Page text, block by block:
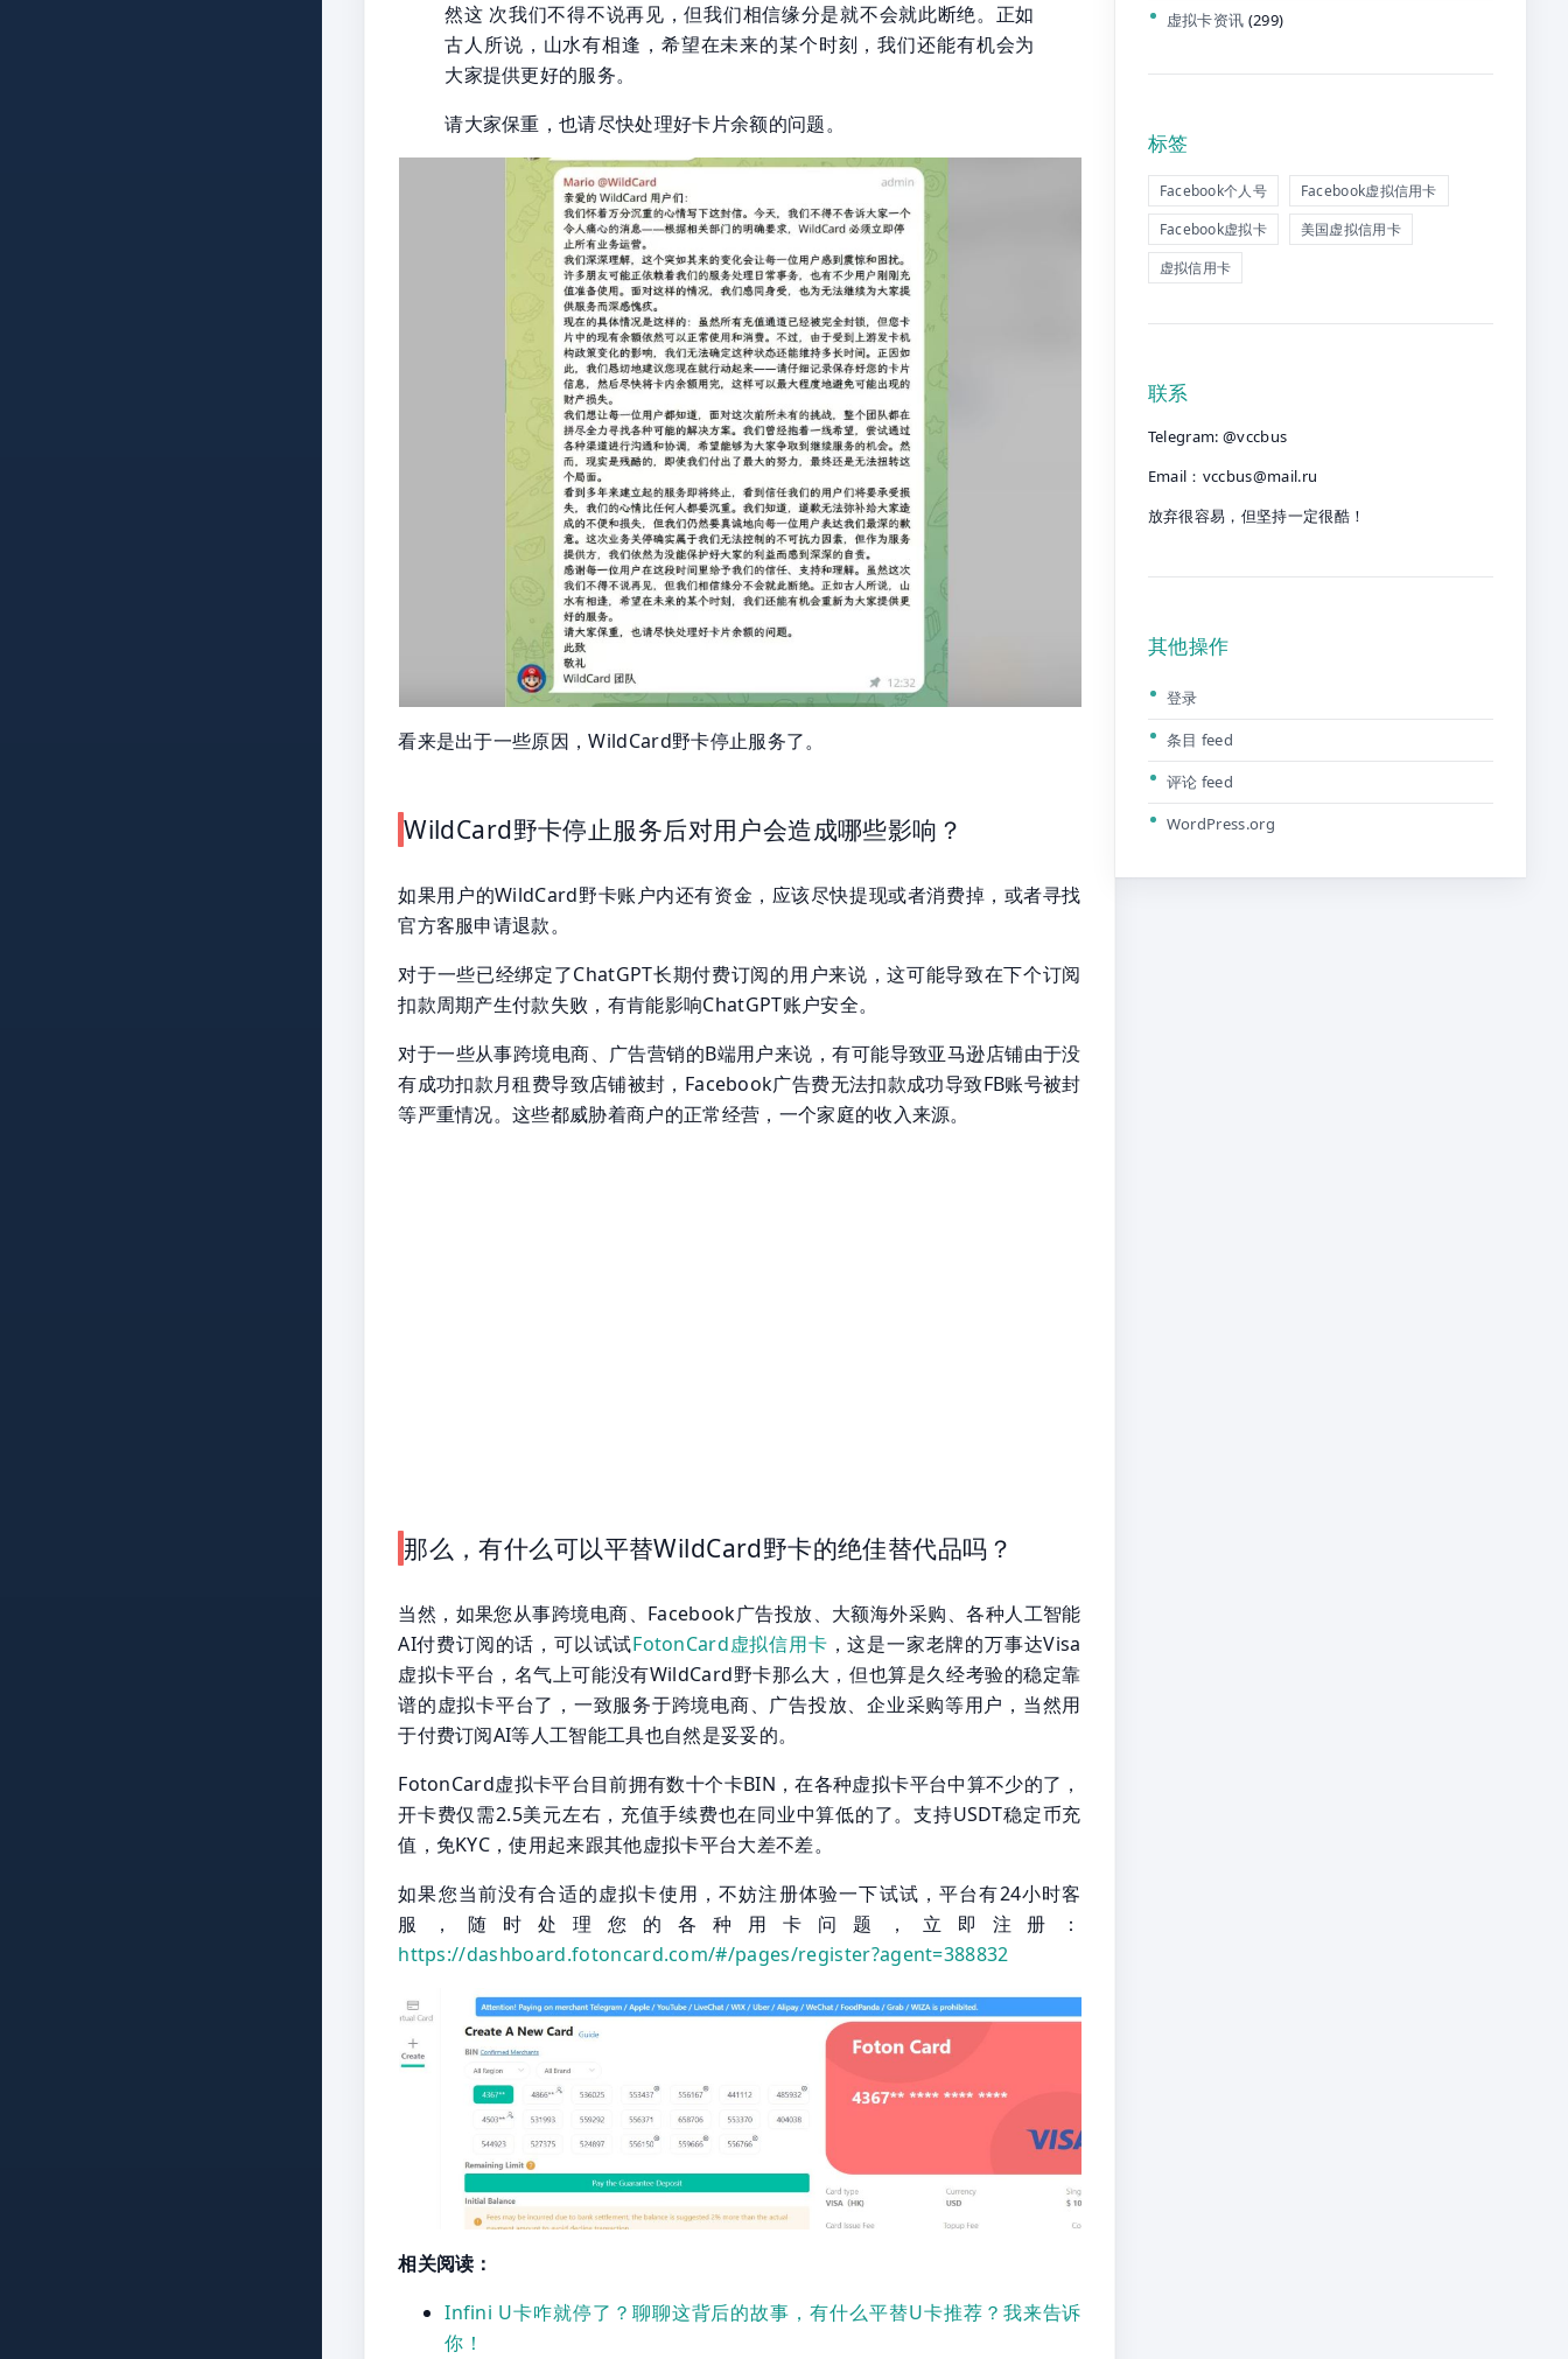
然这 次我们不得不说再见，但我们相信缘分是就不会就此断绝。正如
古人所说，山水有相逢，希望在未来的某个时刻，我们还能有机会为
大家提供更好的服务。
请大家保重，也请尽快处理好卡片余额的问题。
看来是出于一些原因，WildCard野卡停止服务了。
WildCard野卡停止服务后对用户会造成哪些影响？
如果用户的WildCard野卡账户内还有资金，应该尽快提现或者消费掉，或者寻找
官方客服申请退款。
对于一些已经绑定了ChatGPT长期付费订阅的用户来说，这可能导致在下个订阅
扣款周期产生付款失败，有肯能影响ChatGPT账户安全。
对于一些从事跨境电商、广告营销的B端用户来说，有可能导致亚马逊店铺由于没
有成功扣款月租费导致店铺被封，Facebook广告费无法扣款成功导致FB账号被封
等严重情况。这些都威胁着商户的正常经营，一个家庭的收入来源。
那么，有什么可以平替WildCard野卡的绝佳替代品吗？
当然，如果您从事跨境电商、Facebook广告投放、大额海外采购、各种人工智能
AI付费订阅的话，可以试试FotonCard虚拟信用卡 ，这是一家老牌的万事达Visa
虚拟卡平台，名气上可能没有WildCard野卡那么大，但也算是久经考验的稳定靠
谱的虚拟卡平台了，一致服务于跨境电商、广告投放、企业采购等用户，当然用
于付费订阅AI等人工智能工具也自然是妥妥的。
FotonCard虚拟卡平台目前拥有数十个卡BIN，在各种虚拟卡平台中算不少的了，
开卡费仅需2.5美元左右，充值手续费也在同业中算低的了。支持USDT稳定币充
值，免KYC，使用起来跟其他虚拟卡平台大差不差。
如果您当前没有合适的虚拟卡使用，不妨注册体验一下试试，平台有24小时客
服，随时处理您的各种用卡问题，立即注册：
https://dashboard.fotoncard.com/#/pages/register?agent=388832
相关阅读：
Infini U卡咋就停了？聊聊这背后的故事，有什么平替U卡推荐？我来告诉
你！
虚拟卡资讯 (299)
标签
Facebook个人号
Facebook虚拟信用卡
Facebook虚拟卡
美国虚拟信用卡
虚拟信用卡
联系
Telegram: @vccbus
Email： vccbus@mail.ru
放弃很容易，但坚持一定很酷！
其他操作
登录
条目 feed
评论 feed
WordPress.org